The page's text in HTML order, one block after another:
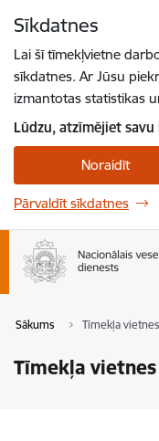
Sīkdatnes
Lai šī tīmekļvietne
sīkdatnes. Ar Jūsu
izmantotas statistikas
Lūdzu, atzīmējiet savu
Noraidīt
Pārvaldīt sīkdatnes
Sākums Tīmekļa
Tīmekļa